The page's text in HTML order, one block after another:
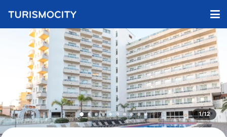
1/12